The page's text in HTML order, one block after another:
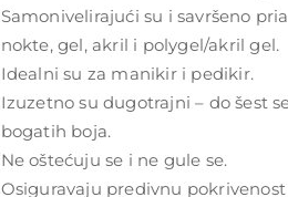
Samonivelirajući su i savršeno
nokte, gel, akril i polygel/akril gel.
Idealni su za manikir i pedikir.
Izuzetno su dugotrajni – do šest
bogatih boja.
Ne oštećuju se i ne gule se.
Osiguravaju predivnu